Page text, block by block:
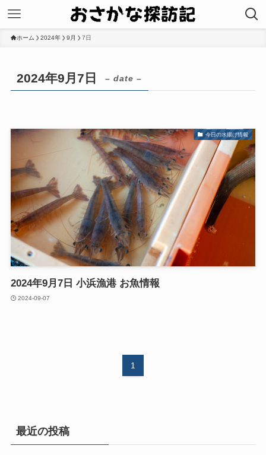
ホーム 2024年 9月 7日
2024年9月7日 – date –
今日の水揚げ情報
2024年9月7日 小浜漁港 お魚情報
2024-09-07
1
最近の投稿